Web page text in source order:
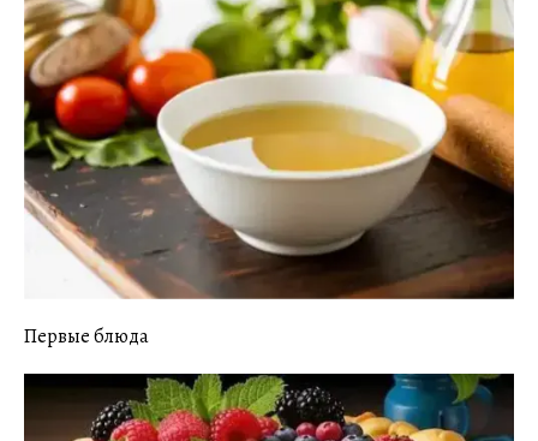
Первые блюда